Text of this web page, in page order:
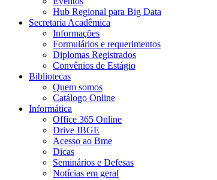
Hub Regional para Big Data
Secretaria Acadêmica
Informações
Formulários e requerimentos
Diplomas Registrados
Convênios de Estágio
Bibliotecas
Quem somos
Catálogo Online
Informática
Office 365 Online
Drive IBGE
Acesso ao Bme
Dicas
Seminários e Defesas
Notícias em geral